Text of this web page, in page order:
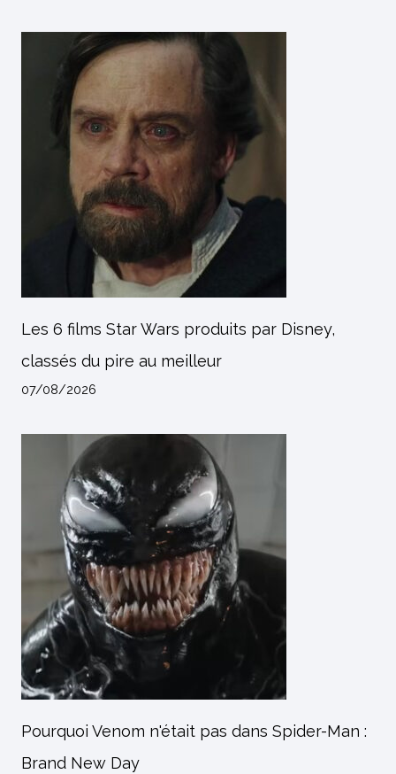
Les 6 films Star Wars produits par Disney,
classés du pire au meilleur
07/08/2026
Pourquoi Venom n'était pas dans Spider-Man :
Brand New Day